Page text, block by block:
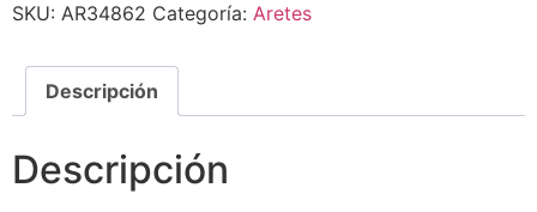
SKU: AR34862 Categoría: Aretes
Descripción
Descripción